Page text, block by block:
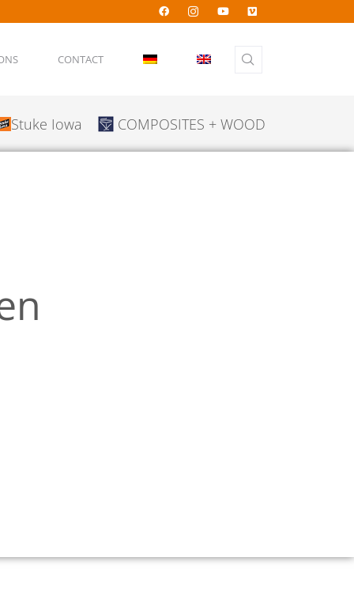
CONTACT
Stuke Iowa COMPOSITES + WOOD